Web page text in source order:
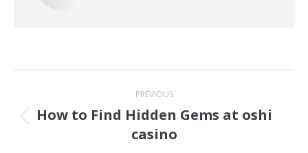
navigation
PREVIOUS
Previous
post:
How to Find Hidden Gems at oshi
casino